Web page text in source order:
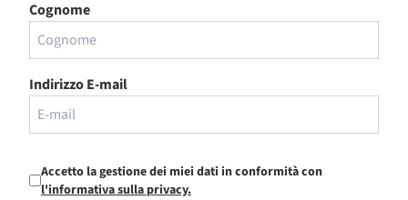
Cognome
Indirizzo E-mail
Accetto la gestione dei miei dati in conformità con
l'informativa sulla privacy.